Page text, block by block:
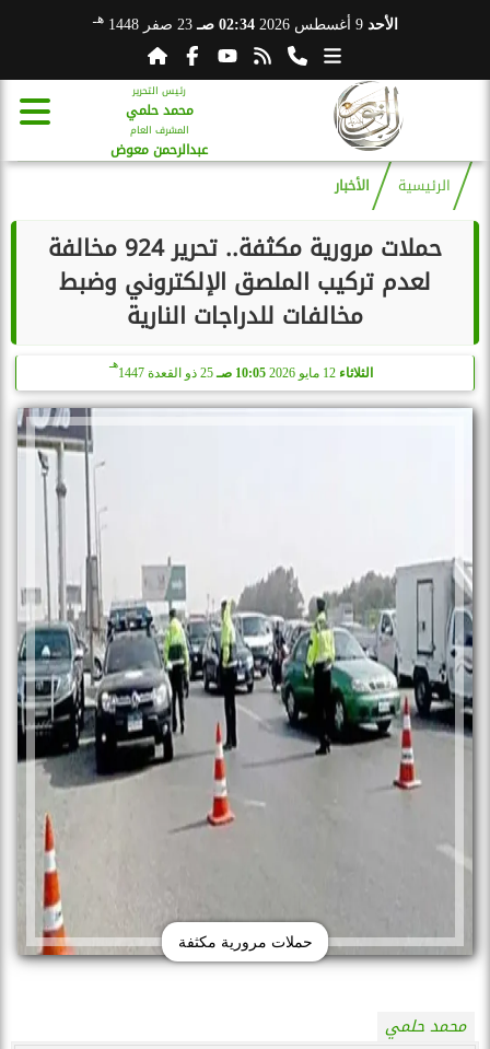
الأحد 9 أغسطس 2026 02:34 صـ 23 صفر 1448 هـ
رئيس التحرير
محمد حلمي
المشرف العام
عبدالرحمن معوض
الرئيسية الأخبار
حملات مرورية مكثفة.. تحرير 924 مخالفة
لعدم تركيب الملصق الإلكتروني وضبط
مخالفات للدراجات النارية
الثلاثاء 12 مايو 2026 10:05 صـ 25 ذو القعدة 1447
هـ
حملات مرورية مكثفة
محمد حلمي